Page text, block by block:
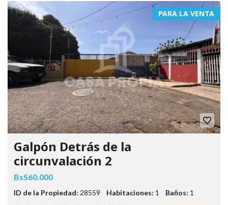
PARA LA VENTA
Galpón Detrás de la
circunvalación 2
BsS60.000
ID de la Propiedad: 28559 Habitaciones: 1 Baños: 1